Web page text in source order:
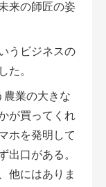
来の師匠の姿
うビジネスの
た。
農業の大きな
が買ってくれ
ホを発明して
出口がある。
他にはありま